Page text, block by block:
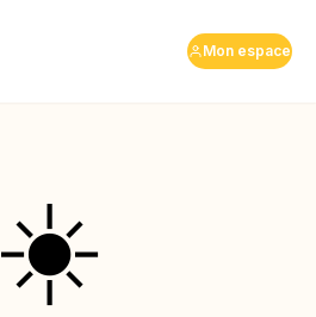
Mon espace
☀️